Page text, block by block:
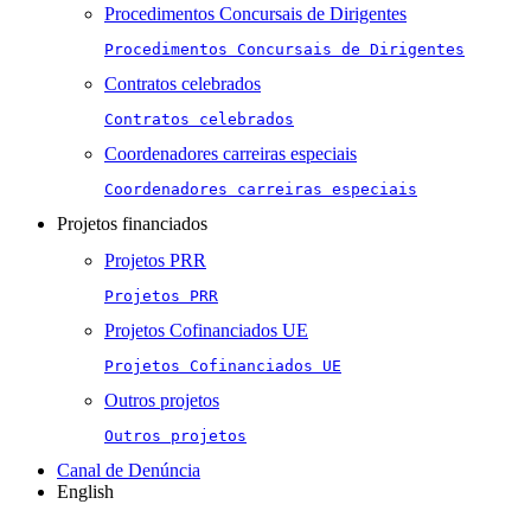
Procedimentos Concursais de Dirigentes
Procedimentos Concursais de Dirigentes
Contratos celebrados
Contratos celebrados
Coordenadores carreiras especiais
Coordenadores carreiras especiais
Projetos financiados
Projetos PRR
Projetos PRR
Projetos Cofinanciados UE
Projetos Cofinanciados UE
Outros projetos
Outros projetos
Canal de Denúncia
English